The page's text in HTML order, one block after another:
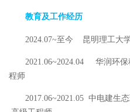
教育及工作经历
2024.07~至今 昆明理工大
2021.06~2024.04 华润环保
程师
2017.06~2021.05 中电建生